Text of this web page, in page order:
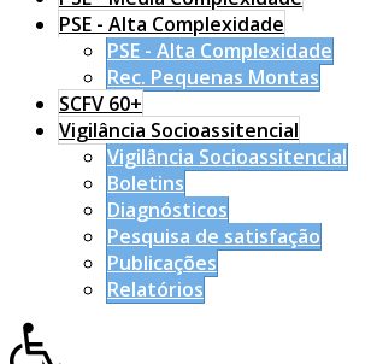
PSE - Alta Complexidade
PSE - Alta Complexidade
Rec. Pequenas Montas
SCFV 60+
Vigilância Socioassitencial
Vigilância Socioassitencial
Boletins
Diagnósticos
Pesquisa de satisfação
Publicações
Relatórios